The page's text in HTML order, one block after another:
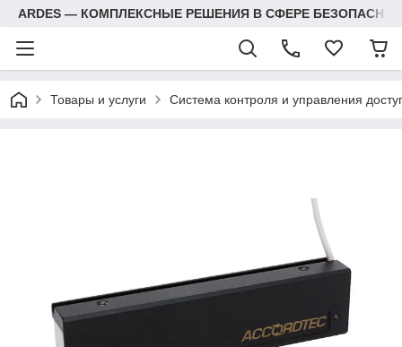
ARDES — КОМПЛЕКСНЫЕ РЕШЕНИЯ В СФЕРЕ
Товары и услуги Система контроля и управления